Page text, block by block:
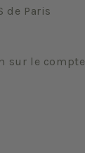
de Paris
sur le compte